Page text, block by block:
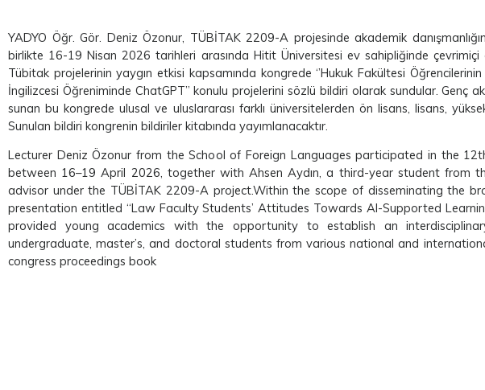
YADYO Öğr. Gör. Deniz Özonur, TÜBİTAK 2209-A projesinde akademik
birlikte 16-19 Nisan 2026 tarihleri arasında Hitit Üniversitesi ev sahipliğinde çevrimiçi
Tübitak projelerinin yaygın etkisi kapsamında kongrede ‘’Hukuk Fakültesi
İngilizcesi Öğreniminde ChatGPT’’ konulu projelerini sözlü bildiri olarak sundular. Genç
sunan bu kongrede ulusal ve uluslararası farklı üniversitelerden ön lisans, lisans,
Sunulan bildiri kongrenin bildiriler kitabında yayımlanacaktır.
Lecturer Deniz Özonur from the School of Foreign Languages participated in the
between 16–19 April 2026, together with Ahsen Aydın, a third-year student from
advisor under the TÜBİTAK 2209-A project.Within the scope of disseminating the
presentation entitled “Law Faculty Students’ Attitudes Towards AI-Supported
provided young academics with the opportunity to establish an
undergraduate, master’s, and doctoral students from various national and
congress proceedings book